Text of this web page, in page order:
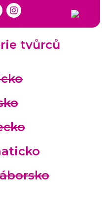
tvůrců